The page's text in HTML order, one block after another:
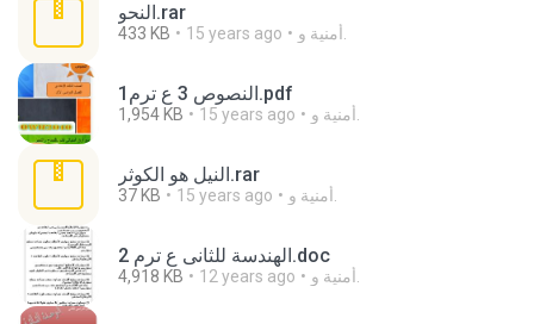
النحو.rar
433 KB 15 years ago
النصوص 3 ع ترم1.pdf
1,954 KB 15 years ago
النيل هو الكوثر.rar
37 KB 15 years ago
الهندسة للثانى ع ترم 2.doc
4,918 KB 12 years ago